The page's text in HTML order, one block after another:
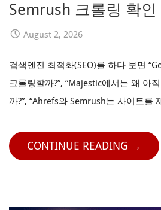
Semrush 크롤링 확인
August 2, 2026
검색엔진 최적화(SEO)를 하다 보면
크롤링할까?”, “Majestic에서는 왜 아
까?”, “Ahrefs와 Semrush는 사이트를
CONTINUE READING →